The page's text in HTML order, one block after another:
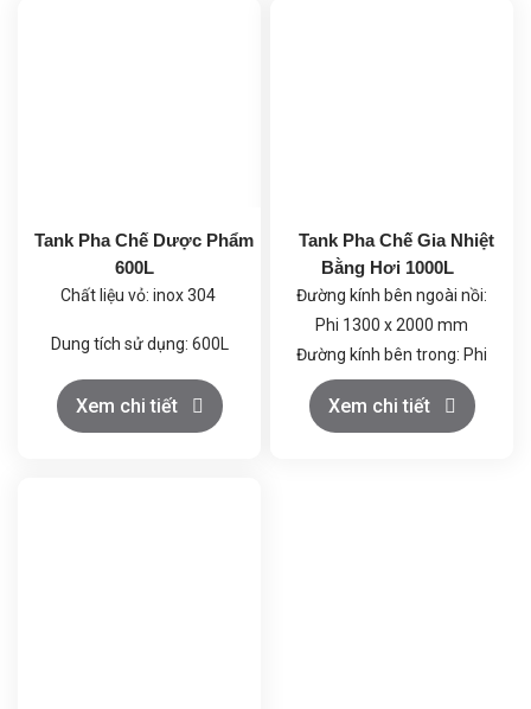
Tank Pha Chế Dược Phẩm
600L
Chất liệu vỏ: inox 304
Dung tích sử dụng: 600L
Kích thước bên trong
nồi: Ø 800 x 1000 mm
Xem chi tiết
Tank Pha Chế Gia Nhiệt
Bằng Hơi 1000L
Đường kính bên ngoài nồi:
Phi 1300 x 2000 mm
Đường kính bên trong: Phi
1000 x 1200 mm
Đường kính lớp bao hơi :
Xem chi tiết